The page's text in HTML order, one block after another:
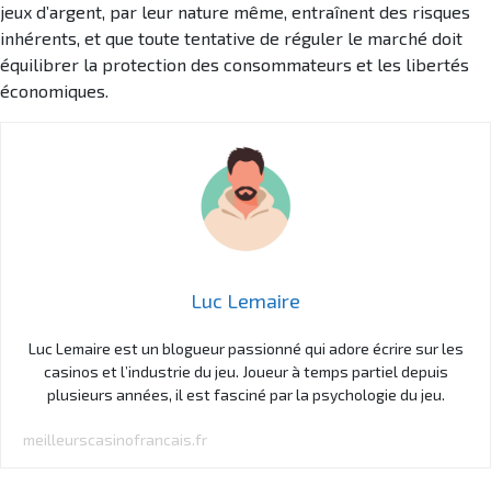
jeux d’argent, par leur nature même, entraînent des risques
inhérents, et que toute tentative de réguler le marché doit
équilibrer la protection des consommateurs et les libertés
économiques.
Luc Lemaire
Luc Lemaire est un blogueur passionné qui adore écrire sur les
casinos et l’industrie du jeu. Joueur à temps partiel depuis
plusieurs années, il est fasciné par la psychologie du jeu.
meilleurscasinofrancais.fr